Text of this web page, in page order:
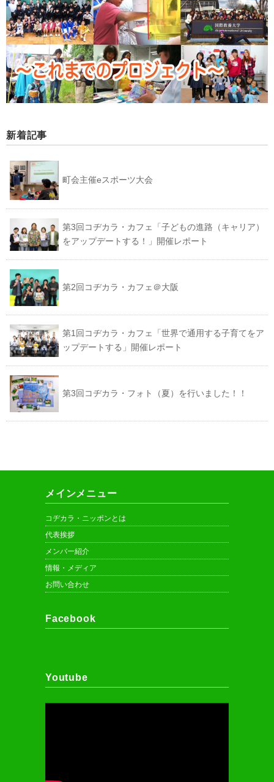
新着記事
町会主催eスポーツ大会
第3回コヂカラ・カフェ「子どもの進路（キャリア）
をアップデートする！」開催レポート
第2回コヂカラ・カフェ＠大阪
第1回コヂカラ・カフェ「世界で通用する子育てをア
ップデートする」開催レポート
第3回コヂカラ・フォト（夏）を行いました！！
メインメニュー
コヂカラ・ニッポンとは
代表挨拶
メンバー紹介
情報・メディア
お問い合わせ
Facebook
Youtube